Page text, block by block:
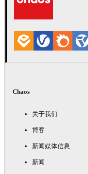
Chaos
关于我们
博客
新闻媒体信息
新闻